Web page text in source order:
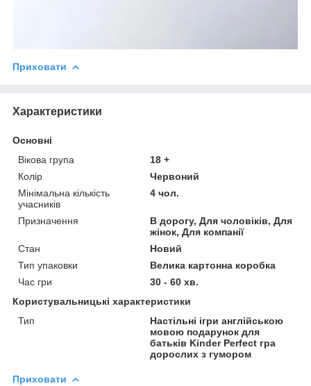
Приховати
Характеристики
Основні
Вікова група
18 +
Колір
Червоний
Мінімальна кількість
учасників
4 чол.
Призначення
В дорогу, Для чоловіків, Для
жінок, Для компанії
Стан
Новий
Тип упаковки
Велика картонна коробка
Час гри
30 - 60 хв.
Користувальницькі характеристики
Тип
Настільні ігри англійською
мовою подарунок для
батьків Kinder Perfect гра
дорослих з гумором
Приховати